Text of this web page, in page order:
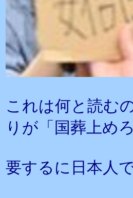
これは何と読む
りが「国葬上め
要するに日本人